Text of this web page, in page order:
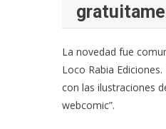
La novedad fue
Loco Rabia
con las ilustraciones
webcomic”.